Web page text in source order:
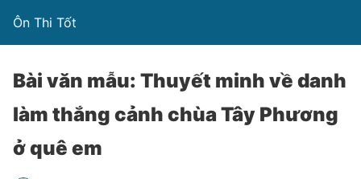
Ôn Thi Tốt
Bài văn mẫu: Thuyết minh về danh
làm thắng cảnh chùa Tây Phương
ở quê em